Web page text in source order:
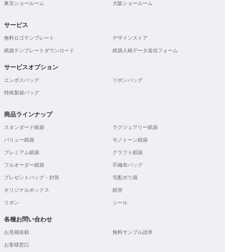
東京ショールーム 大阪ショールーム
サービス
無料ロゴテンプレート デザインストア
紙袋テンプレートダウンロード 紙袋入稿データ送信フォーム
サービスオプション
エンボスバッグ リボンバッグ
特殊製袋バッグ
商品ラインナップ
スタンダード紙袋 ラグジュアリー紙袋
バリュー紙袋 モノトーン紙袋
プレミアム紙袋 クラフト紙袋
フルオーダー紙袋 不織布バッグ
プレゼントバッグ・封筒 宅配ポリ袋
オリジナルボックス 紙管
リボン シール
各種お問い合わせ
お見積依頼 無料サンプル請求
お客様窓口